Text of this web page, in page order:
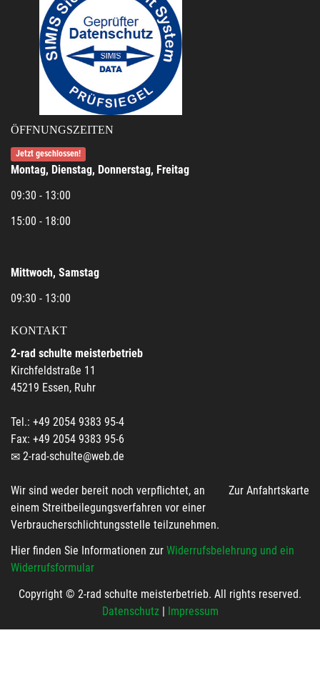
ÖFFNUNGSZEITEN
Jetzt geschlossen!
Montag, Dienstag, Donnerstag, Freitag
09:30 - 13:00
15:00 - 18:00
Mittwoch, Samstag
09:30 - 13:00
KONTAKT
2-rad schulte meisterbetrieb
Kirchfeldstraße 11
45219 Essen, Ruhr
Tel.: +49 2054 9383 95-4
Fax: +49 2054 9383 95-6
2-rad-schulte@web.de
Zur Anfahrtskarte
Wir sind weder bereit noch verpflichtet, an
einem Streitbeilegungsverfahren vor einer
Verbraucherschlichtungsstelle teilzunehmen.
Hier finden Sie Informationen zur Widerrufsbelehrung und ein
Widerrufsformular
Copyright © 2-rad schulte meisterbetrieb. All rights reserved.
Datenschutz| Impressum